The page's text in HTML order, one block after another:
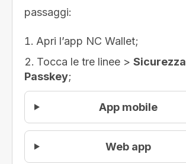
passaggi:
Apri l’app NC Wallet;
Tocca le tre linee > Sicurezza
Passkey;
App mobile
Web app